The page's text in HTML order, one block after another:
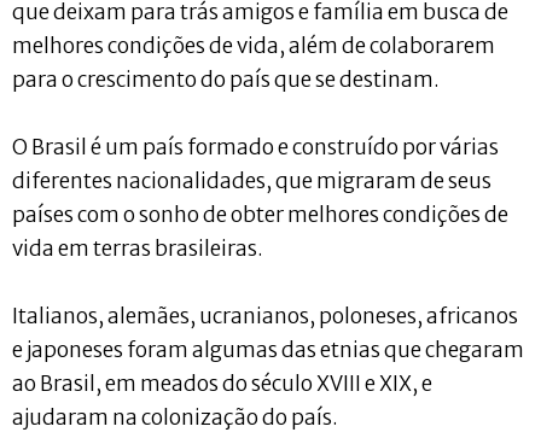
que deixam para trás amigos e família em busca de
melhores condições de vida, além de colaborarem
para o crescimento do país que se destinam.
O Brasil é um país formado e construído por várias
diferentes nacionalidades, que migraram de seus
países com o sonho de obter melhores condições de
vida em terras brasileiras.
Italianos, alemães, ucranianos, poloneses, africanos
e japoneses foram algumas das etnias que chegaram
ao Brasil, em meados do século XVIII e XIX, e
ajudaram na colonização do país.